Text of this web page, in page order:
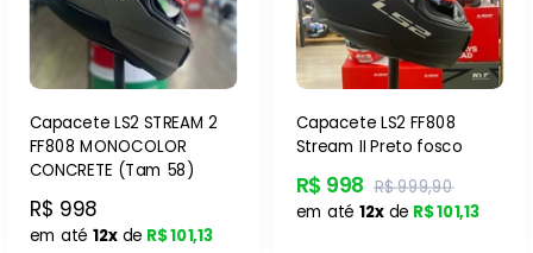
Capacete LS2 STREAM 2
FF808 MONOCOLOR
CONCRETE (Tam 58)
R$ 998
em até 12xde R$ 101,13
Capacete LS2 FF808
Stream II Preto fosco
R$ 998 R$ 999,90
em até 12xde R$ 101,13